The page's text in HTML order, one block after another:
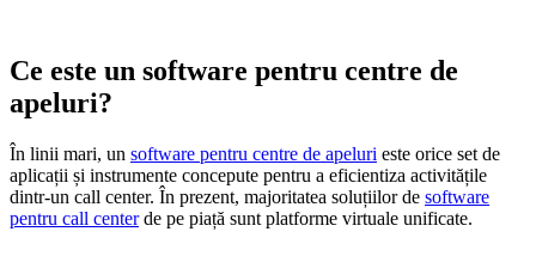
Ce este un software pentru centre de
apeluri?
În linii mari, un software pentru centre de apeluri este orice set de
aplicații și instrumente concepute pentru a eficientiza activitățile
dintr-un call center. În prezent, majoritatea soluțiilor de software
pentru call centerde pe piață sunt platforme virtuale unificate.